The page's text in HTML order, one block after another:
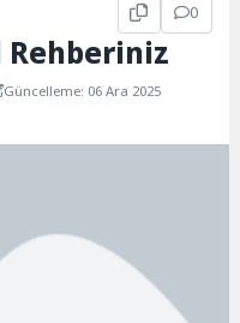
0
Rehberiniz
Güncelleme: 06 Ara 2025